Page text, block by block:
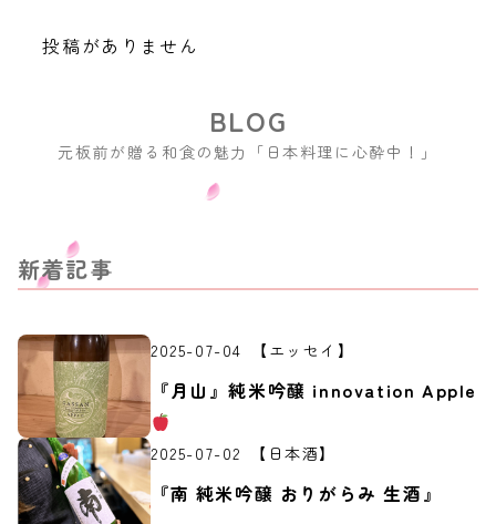
投稿がありません
元板前が贈る和食の魅力「日本料理に心酔中！」
新着記事
2025-07-04 【エッセイ】
『月山』純米吟醸 innovation Apple
2025-07-02 【日本酒】
『南 純米吟醸 おりがらみ 生酒』